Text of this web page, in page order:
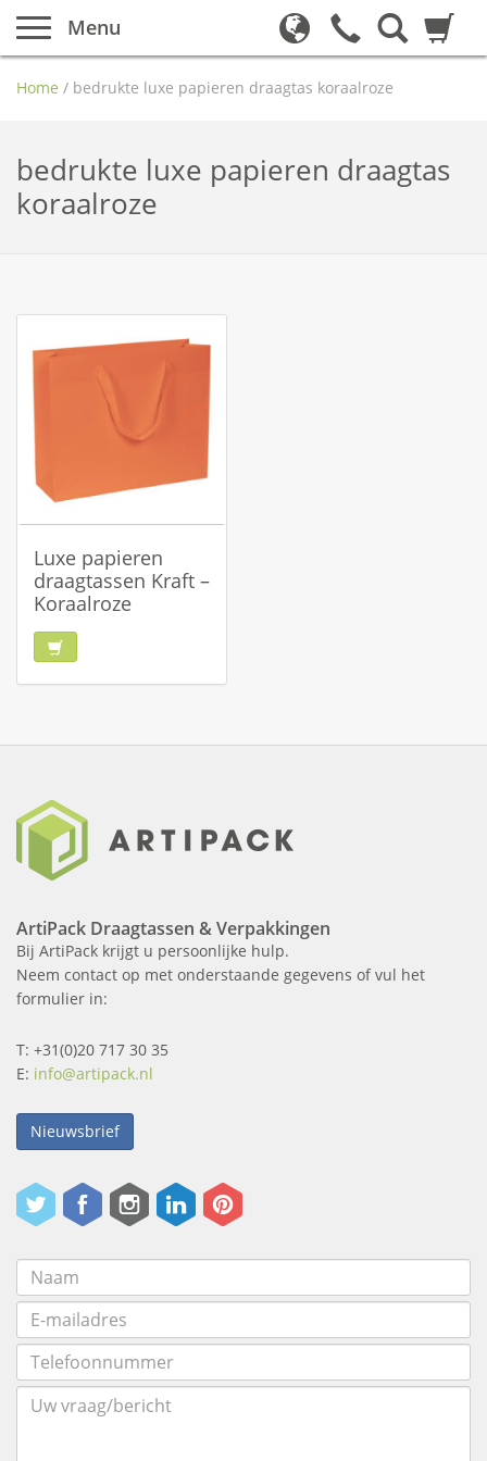
Menu
Home / bedrukte luxe papieren draagtas koraalroze
bedrukte luxe papieren draagtas
koraalroze
Luxe papieren
draagtassen Kraft –
Koraalroze
ArtiPack Draagtassen & Verpakkingen
Bij ArtiPack krijgt u persoonlijke hulp.
Neem contact op met onderstaande gegevens of vul het
formulier in:
T: +31(0)20 717 30 35
E: info@artipack.nl
Nieuwsbrief